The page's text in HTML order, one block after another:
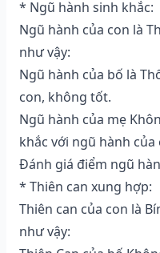
* Ngũ hành sinh khắc:
Ngũ hành của con là
như vậy:
Ngũ hành của bố là
con, không tốt.
Ngũ hành của mẹ
khắc với ngũ hành
Đánh giá điểm ngũ
* Thiên can xung hợp:
Thiên can của con là
như vậy: